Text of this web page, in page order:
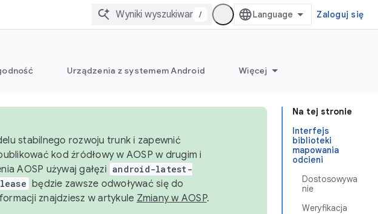
/ Zaloguj się
Urządzenia z systemem Android Więcej
Na tej stronie
Interfejs
biblioteki
mapowania
odcieni
Dostosowywa
nie
Weryfikacja
stabilnego rozwoju trunk i zapewnić
kod źródłowy w AOSP w drugim i
AOSP używaj gałęzi android-latest-
będzie zawsze odwoływać się do
znajdziesz w artykule Zmiany w AOSP.